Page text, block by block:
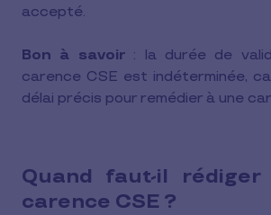
accepté.
Bon à savoir : la durée de
carence CSE est indéterminée,
délai précis pour remédier à une
Quand faut-il rédiger
carence CSE ?